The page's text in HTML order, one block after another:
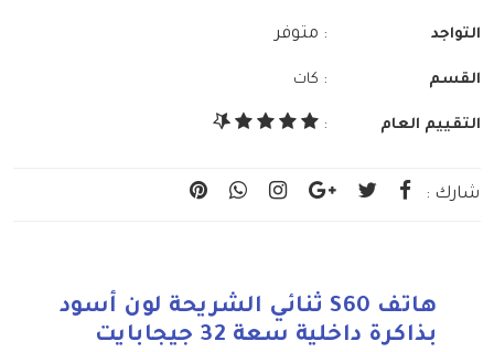
التواجد : متوفر
القسم : كات
التقييم العام :
شارك :
هاتف S60 ثنائي الشريحة لون أسود
بذاكرة داخلية سعة 32 جيجابايت